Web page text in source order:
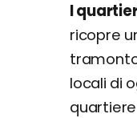
I
ricopre
locali di